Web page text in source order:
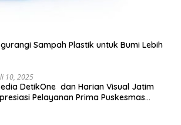
Sampah Plastik untuk Bumi Lebih
10, 2025
DetikOne dan Harian Visual Jatim
Pelayanan Prima Puskesmas